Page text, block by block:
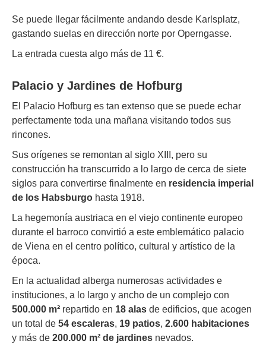
Se puede llegar fácilmente andando desde Karlsplatz,
gastando suelas en dirección norte por Operngasse.
La entrada cuesta algo más de 11 €.
Palacio y Jardines de Hofburg
El Palacio Hofburg es tan extenso que se puede echar
perfectamente toda una mañana visitando todos sus
rincones.
Sus orígenes se remontan al siglo XIII, pero su
construcción ha transcurrido a lo largo de cerca de siete
siglos para convertirse finalmente en residencia imperial
de los Habsburgo hasta 1918.
La hegemonía austriaca en el viejo continente europeo
durante el barroco convirtió a este emblemático palacio
de Viena en el centro político, cultural y artístico de la
época.
En la actualidad alberga numerosas actividades e
instituciones, a lo largo y ancho de un complejo con
500.000 m² repartido en 18 alas de edificios, que acogen
un total de 54 escaleras, 19 patios, 2.600 habitaciones
y más de 200.000 m² de jardines nevados.